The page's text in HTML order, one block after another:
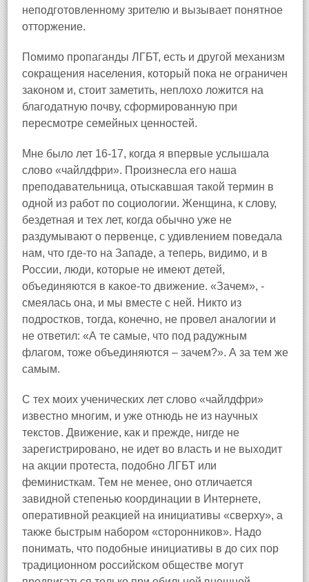
неподготовленному зрителю и вызывает понятное
отторжение.
Помимо пропаганды ЛГБТ, есть и другой механизм
сокращения населения, который пока не ограничен
законом и, стоит заметить, неплохо ложится на
благодатную почву, сформированную при
пересмотре семейных ценностей.
Мне было лет 16-17, когда я впервые услышала
слово «чайлдфри». Произнесла его наша
преподавательница, отыскавшая такой термин в
одной из работ по социологии. Женщина, к слову,
бездетная и тех лет, когда обычно уже не
раздумывают о первенце, с удивлением поведала
нам, что где-то на Западе, а теперь, видимо, и в
России, люди, которые не имеют детей,
объединяются в какое-то движение. «Зачем», -
смеялась она, и мы вместе с ней. Никто из
подростков, тогда, конечно, не провел аналогии и
не ответил: «А те самые, что под радужным
флагом, тоже объединяются – зачем?». А за тем же
самым.
С тех моих ученических лет слово «чайлдфри»
известно многим, и уже отнюдь не из научных
текстов. Движение, как и прежде, нигде не
зарегистрировано, не идет во власть и не выходит
на акции протеста, подобно ЛГБТ или
феминисткам. Тем не менее, оно отличается
завидной степенью координации в Интернете,
оперативной реакцией на инициативы «сверху», а
также быстрым набором «сторонников». Надо
понимать, что подобные инициативы в до сих пор
традиционном российском обществе могут